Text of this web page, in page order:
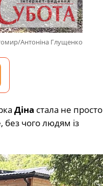
Антоніна Глущенко
Діна стала не просто
без чого людям із